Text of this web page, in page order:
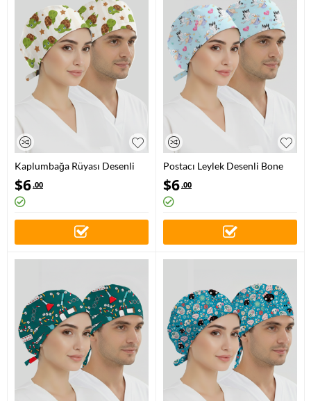
Kaplumbağa Rüyası Desenli
Bone (Cotton Likra Kumaş)
$6.00
Postacı Leylek Desenli Bone
(Cotton Likra Kumaş)
$6.00